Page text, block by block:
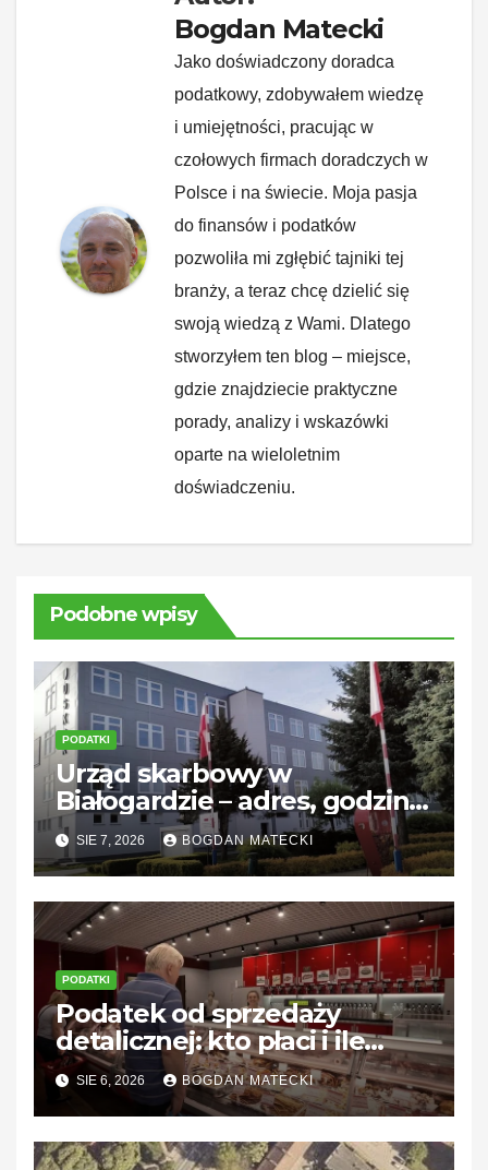
Bogdan Matecki
Jako doświadczony doradca
podatkowy, zdobywałem wiedzę
i umiejętności, pracując w
czołowych firmach doradczych w
Polsce i na świecie. Moja pasja
do finansów i podatków
pozwoliła mi zgłębić tajniki tej
branży, a teraz chcę dzielić się
swoją wiedzą z Wami. Dlatego
stworzyłem ten blog – miejsce,
gdzie znajdziecie praktyczne
porady, analizy i wskazówki
oparte na wieloletnim
doświadczeniu.
Podobne wpisy
PODATKI
Urząd skarbowy w
Białogardzie – adres, godziny
i kontakt
SIE 7, 2026 BOGDAN MATECKI
PODATKI
Podatek od sprzedaży
detalicznej: kto płaci i ile
wynosi?
SIE 6, 2026 BOGDAN MATECKI